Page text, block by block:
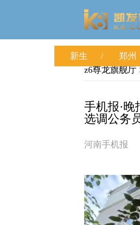
新生 郑州
z6尊龙旗舰厅
手机报·
选调公务
河南手机报